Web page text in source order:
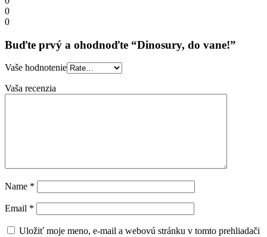
0
0
Buďte prvý a ohodnoďte “Dinosury, do vane!”
Vaše hodnotenie
Vaša recenzia
Name *
Email *
Uložiť moje meno, e-mail a webovú stránku v tomto prehliadači